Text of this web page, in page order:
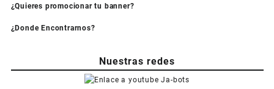
¿Quieres promocionar tu banner?
¿Donde Encontrarnos?
Nuestras redes